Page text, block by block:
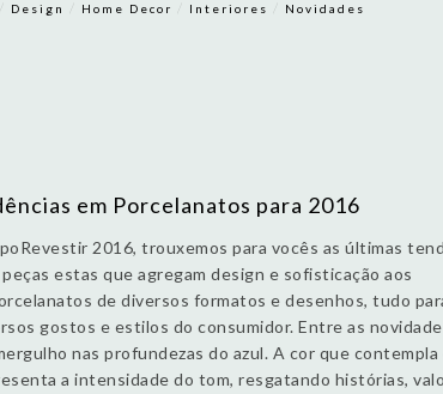
Design Home Decor Interiores Novidades
em Porcelanatos para 2016
2016, trouxemos para vocês as últimas
estas que agregam design e sofisticação aos
de diversos formatos e desenhos, tudo
gostos e estilos do consumidor. Entre as
nas profundezas do azul. A cor que contempla
a intensidade do tom, resgatando histórias,